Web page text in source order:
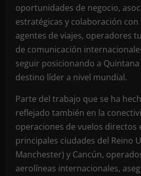
oportunidades de negocio,
estratégicas y colaboración
agentes de viajes, operadores
de comunicación
seguir posicionando a
destino líder a nivel mundial.
Parte del trabajo que se ha
reflejado también en la
operaciones de vuelos directos
principales ciudades del Reino
Manchester) y Cancún,
aerolíneas internacionales,